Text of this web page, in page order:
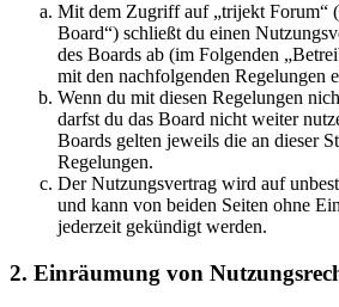
Mit dem Zugriff auf „trijekt Forum“
Board“) schließt du einen
des Boards ab (im Folgenden
mit den nachfolgenden Regelungen
Wenn du mit diesen Regelungen
darfst du das Board nicht weiter
Boards gelten jeweils die an dieser
Regelungen.
Der Nutzungsvertrag wird auf
und kann von beiden Seiten ohne
jederzeit gekündigt werden.
2. Einräumung von